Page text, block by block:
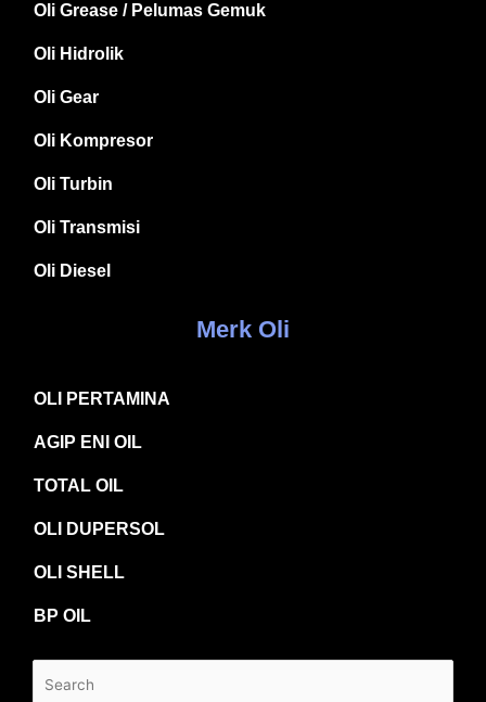
Oli Grease / Pelumas Gemuk
Oli Hidrolik
Oli Gear
Oli Kompresor
Oli Turbin
Oli Transmisi
Oli Diesel
Merk Oli
OLI PERTAMINA
AGIP ENI OIL
TOTAL OIL
OLI DUPERSOL
OLI SHELL
BP OIL